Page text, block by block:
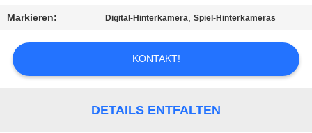
BITTE
Markieren: Digital-Hinterkamera,Spiel-Hinterkameras
KONTAKT!
DETAILS ENTFALTEN